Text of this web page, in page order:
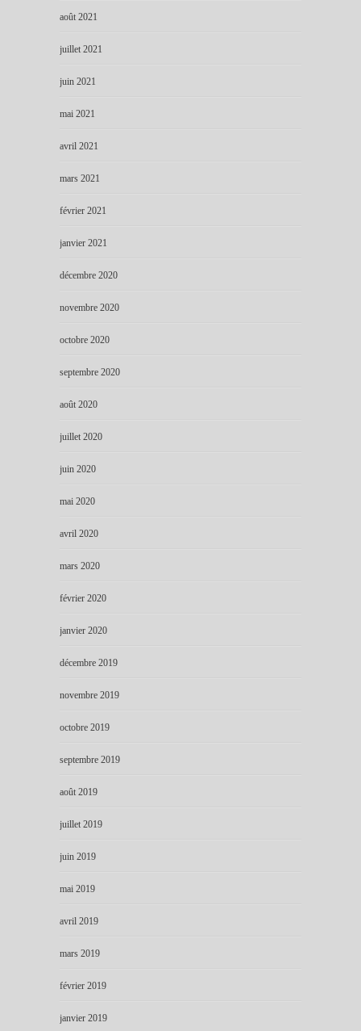
août 2021
juillet 2021
juin 2021
mai 2021
avril 2021
mars 2021
février 2021
janvier 2021
décembre 2020
novembre 2020
octobre 2020
septembre 2020
août 2020
juillet 2020
juin 2020
mai 2020
avril 2020
mars 2020
février 2020
janvier 2020
décembre 2019
novembre 2019
octobre 2019
septembre 2019
août 2019
juillet 2019
juin 2019
mai 2019
avril 2019
mars 2019
février 2019
janvier 2019